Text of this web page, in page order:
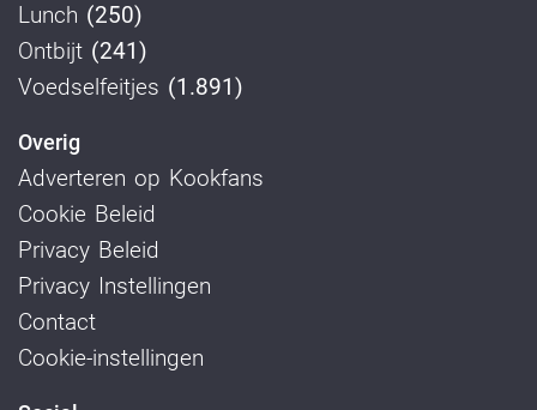
Lunch (250)
Ontbijt (241)
Voedselfeitjes (1.891)
Overig
Adverteren op Kookfans
Cookie Beleid
Privacy Beleid
Privacy Instellingen
Contact
Cookie-instellingen